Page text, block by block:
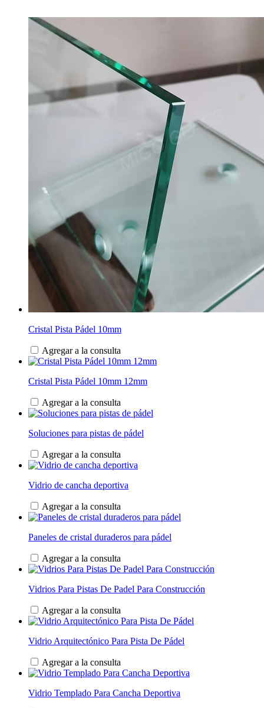
Cristal Pista Pádel 10mm
Agregar a la consulta
Cristal Pista Pádel 10mm 12mm
Agregar a la consulta
Soluciones para pistas de pádel
Agregar a la consulta
Vidrio de cancha deportiva
Agregar a la consulta
Paneles de cristal duraderos para pádel
Agregar a la consulta
Vidrios Para Pistas De Padel Para Construcción
Agregar a la consulta
Vidrio Arquitectónico Para Pista De Pádel
Agregar a la consulta
Vidrio Templado Para Cancha Deportiva